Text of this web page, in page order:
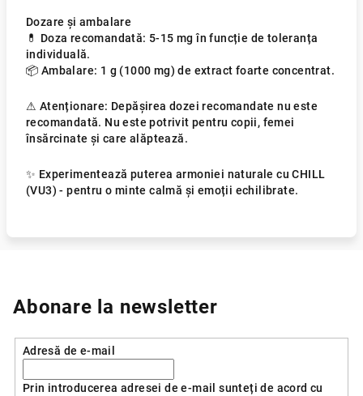
Dozare și ambalare
💊 Doza recomandată: 5-15 mg în funcție de toleranța
individuală.
📦 Ambalare: 1 g (1000 mg) de extract foarte concentrat.
⚠ Atenționare: Depășirea dozei recomandate nu este
recomandată. Nu este potrivit pentru copii, femei
însărcinate și care alăptează.
✨ Experimentează puterea armoniei naturale cu CHILL
(VU3) - pentru o minte calmă și emoții echilibrate.
Abonare la newsletter
Adresă de e-mail
Prin introducerea adresei de e-mail sunteți de acord cu